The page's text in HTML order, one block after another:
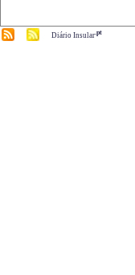
Diário Insular.pt